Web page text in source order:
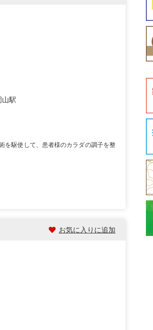
駅
を駆使して、患者様のカラダの調子を整
お気に入りに追加